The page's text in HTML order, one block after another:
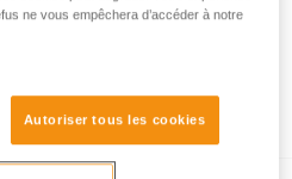
la retenue ?
ne vous empêchera d’accéder à notre
Autoriser tous les cookies